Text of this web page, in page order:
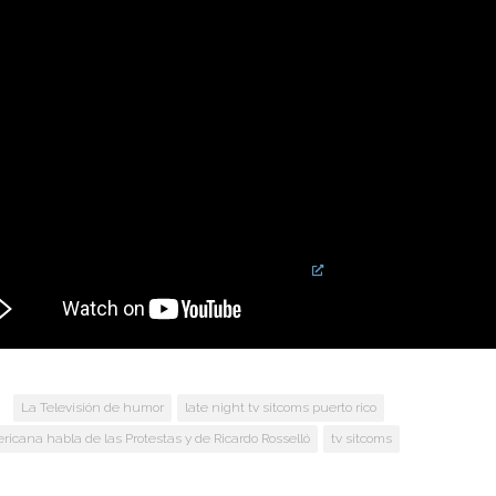
, la red y otros medios.
experiencia del lector.Javier Martínez
La Televisión de humor
late night tv sitcoms puerto rico
habla de las Protestas y de Ricardo Rosselló
tv sitcoms